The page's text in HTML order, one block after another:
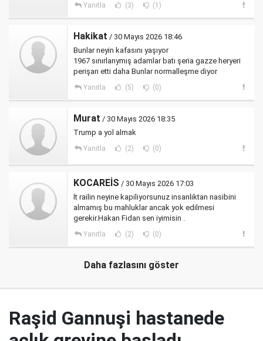
Yanıtla (3) (1)
Hakikat / 30 Mayıs 2026 18:46
Bunlar neyin kafasını yaşıyor
1967 sınırlarıymış adamlar batı şeria gazze heryeri
perişan etti daha Bunlar normalleşme diyor
Yanıtla (5) (0)
Murat / 30 Mayıs 2026 18:35
Trump a yol almak
Yanıtla (2) (0)
KOCAREİS / 30 Mayıs 2026 17:03
İt railin neyine kapiliyorsunuz insanlıktan nasibini
almamış bu mahluklar ancak yok edilmesi
gerekir.Hakan Fidan sen iyimisin .
Yanıtla (2) (0)
Daha fazlasını göster
Raşid Gannuşi hastanede